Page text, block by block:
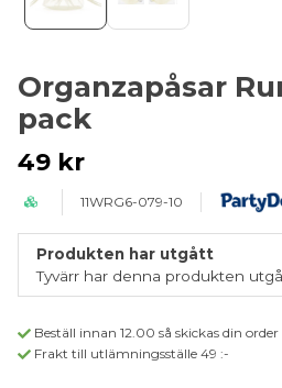
Organzapåsar
pack
49 kr
11WRG6-079-10
Produkten har utgått
Tyvärr har denna produkten
Beställ innan 12.00 så skickas din order
Frakt till utlämningsställe 49 :-